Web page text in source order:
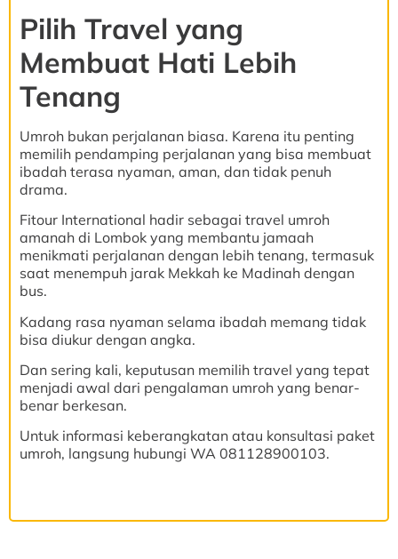
Pilih Travel yang
Membuat Hati Lebih
Tenang
Umroh bukan perjalanan biasa. Karena itu penting
memilih pendamping perjalanan yang bisa membuat
ibadah terasa nyaman, aman, dan tidak penuh
drama.
Fitour International hadir sebagai travel umroh
amanah di Lombok yang membantu jamaah
menikmati perjalanan dengan lebih tenang, termasuk
saat menempuh jarak Mekkah ke Madinah dengan
bus.
Kadang rasa nyaman selama ibadah memang tidak
bisa diukur dengan angka.
Dan sering kali, keputusan memilih travel yang tepat
menjadi awal dari pengalaman umroh yang benar-
benar berkesan.
Untuk informasi keberangkatan atau konsultasi paket
umroh, langsung hubungi WA 081128900103.